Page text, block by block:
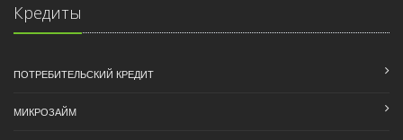
Кредиты
ПОТРЕБИТЕЛЬСКИЙ КРЕДИТ
МИКРОЗАЙМ